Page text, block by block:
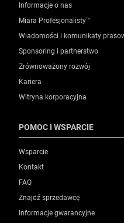
Informacje o nas
Miara Profesjonalisty™
Wiadomości i komunikaty
Sponsoring i partnerstwo
Zrównoważony rozwój
Kariera
Witryna korporacyjna
POMOC I WSPARCIE
Wsparcie
Kontakt
FAQ
Znajdź sprzedawcę
Informacje gwarancyjne